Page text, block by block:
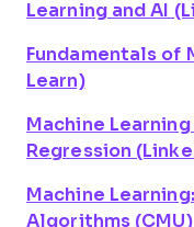
Learning and AI
Fundamentals of
Learn)
Machine
Regression
Machine
Algorithms (CMU)